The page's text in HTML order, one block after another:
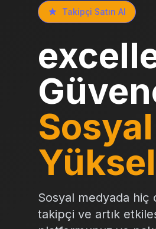
Takipçi Satın Al
Sosyal medyada hiç
takipçi ve artık